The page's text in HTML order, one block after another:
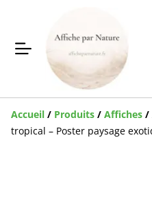
Accueil / Produits / Affiches /
tropical – Poster paysage